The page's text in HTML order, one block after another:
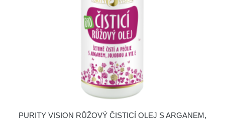
PURITY VISION RŮŽOVÝ ČISTICÍ OLEJ S ARGANEM,